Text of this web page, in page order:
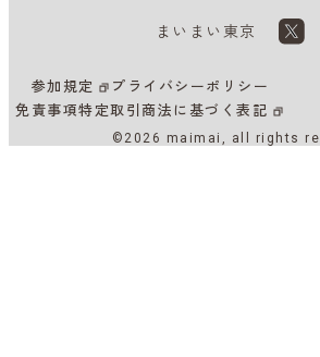
まいまい東京
参加規定
プライバシーポリシー
免責事項特定取引商法に基づく表記
©2026 maimai, all rights